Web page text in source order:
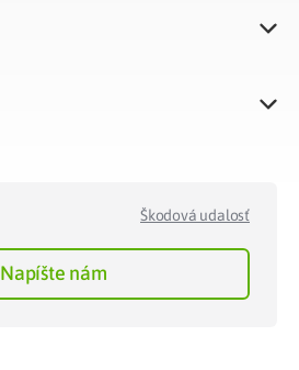
Škodová udalosť
Napíšte nám